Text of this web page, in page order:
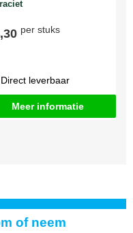
per stuks
Direct leverbaar
Meer informatie
of neem